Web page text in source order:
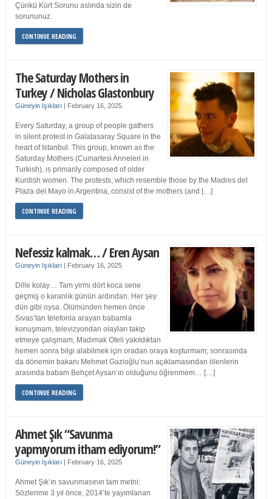
Çünkü Kürt Sorunu aslında sizin de
sorununuz.
CONTINUE READING
The Saturday Mothers in
Turkey / Nicholas Glastonbury
Güneyin Işıkları | February 16, 2025
Every Saturday, a group of people gathers
in silent protest in Galatasaray Square in the
heart of Istanbul. This group, known as the
Saturday Mothers (Cumartesi Anneleri in
Turkish), is primarily composed of older
Kurdish women. The protests, which resemble those by the Madres del
Plaza del Mayo in Argentina, consist of the mothers (and […]
CONTINUE READING
Nefessiz kalmak… / Eren Aysan
Güneyin Işıkları | February 16, 2025
Dille kolay… Tam yirmi dört koca sene
geçmiş o karanlık günün ardından. Her şey
dün gibi oysa. Ölümünden hemen önce
Sıvas’tan telefonla arayan babamla
konuşmam, televizyondan olayları takip
etmeye çalışmam, Madımak Oteli yakıldıktan
hemen sonra bilgi alabilmek için oradan oraya koşturmam; sonrasında
da dönemin bakanı Mehmet Gazioğlu’nun açıklamasından ölenlerin
arasında babam Behçet Aysan’ın olduğunu öğrenmem… […]
CONTINUE READING
Ahmet Şık “Savunma
yapmıyorum itham ediyorum!”
Güneyin Işıkları | February 16, 2025
Ahmet Şık’ın savunmasının tam metni:
Sözlerime 3 yıl önce, 2014’te yayımlanan